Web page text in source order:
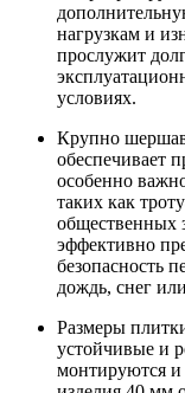
нагрузкам и
прослужит
условиях.
Крупно
обеспечивает
особенно
таких как
общественных
эффективно
безопасность
дождь, снег
Размеры
устойчивые и
монтируются